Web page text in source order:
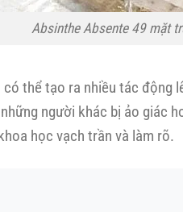
Absinthe Absente 49 mặt
thể tạo ra nhiều tác
người khác bị ảo giác
học vạch trần và làm rõ.